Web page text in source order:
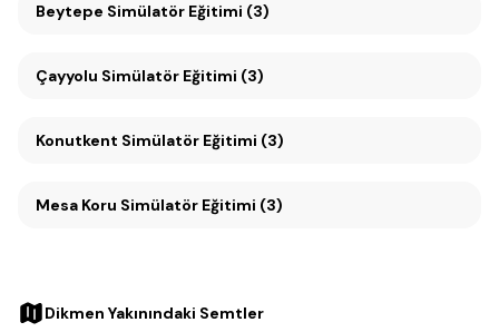
Beytepe Simülatör Eğitimi (3)
Çayyolu Simülatör Eğitimi (3)
Konutkent Simülatör Eğitimi (3)
Mesa Koru Simülatör Eğitimi (3)
Dikmen Yakınındaki Semtler